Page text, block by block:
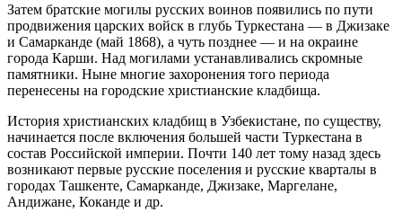
Затем братские могилы русских воинов появились по пути
продвижения царских войск в глубь Туркестана — в Джизаке
и Самарканде (май 1868), а чуть позднее — и на окраине
города Карши. Над могилами устанавливались скромные
памятники. Ныне многие захоронения того периода
перенесены на городские христианские кладбища.
История христианских кладбищ в Узбекистане, по существу,
начинается после включения большей части Туркестана в
состав Российской империи. Почти 140 лет тому назад здесь
возникают первые русские поселения и русские кварталы в
городах Ташкенте, Самарканде, Джизаке, Маргелане,
Андижане, Коканде и др.